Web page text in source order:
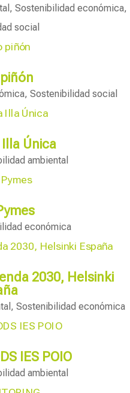
, Sostenibilidad económica,
social
, Sostenibilidad social
Única
ambiental
económica
2030, Helsinki
, Sostenibilidad económica
IES POIO
ambiental